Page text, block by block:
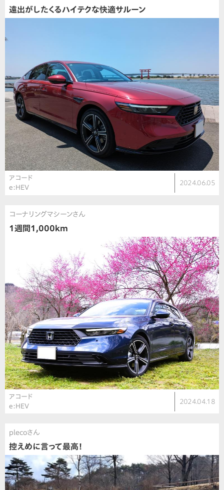
遠出がしたくるハイテクな快適サルーン
アコード
e:HEV
2024.06.05
コーナリングマシーンさん
1週間1,000km
アコード
e:HEV
2024.04.18
plecoさん
控えめに言って最高！